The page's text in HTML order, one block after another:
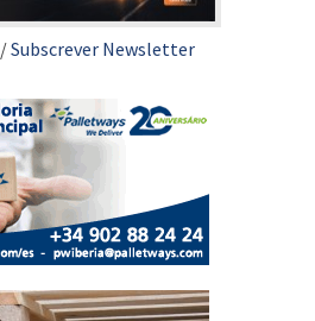
/Subscrever Newsletter